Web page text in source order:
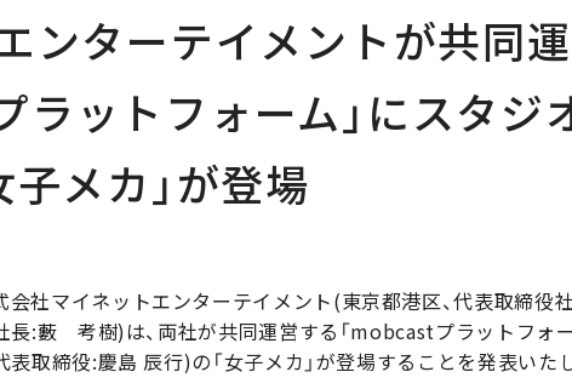
ンターテイメントが共同
ラットフォーム」にスタジ
子メカ」が登場
社マイネットエンターテイメント(東京都港区、代表取締役
長:藪 考樹)は、両社が共同運営する「mobcastプラットフォ
取締役:慶島 辰行)の「女子メカ」が登場することを発表いた